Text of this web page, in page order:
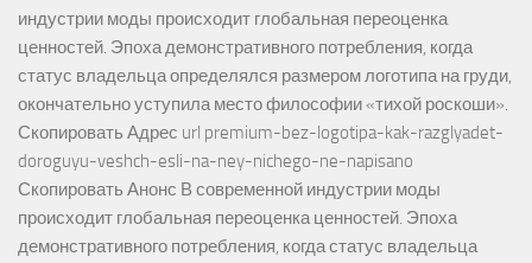
индустрии моды происходит глобальная переоценка
ценностей. Эпоха демонстративного потребления, когда
статус владельца определялся размером логотипа на груди,
окончательно уступила место философии «тихой роскоши».
Скопировать Адрес url premium-bez-logotipa-kak-razglyadet-
doroguyu-veshch-esli-na-ney-nichego-ne-napisano
Скопировать Анонс В современной индустрии моды
происходит глобальная переоценка ценностей. Эпоха
демонстративного потребления, когда статус владельца